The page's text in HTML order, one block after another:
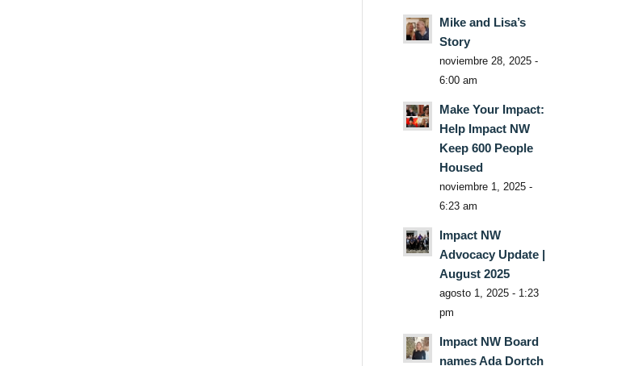
Mike and Lisa’s
Story
noviembre 28, 2025 -
6:00 am
Make Your Impact:
Help Impact NW
Keep 600 People
Housed
noviembre 1, 2025 -
6:23 am
Impact NW
Advocacy Update |
August 2025
agosto 1, 2025 - 1:23
pm
Impact NW Board
names Ada Dortch